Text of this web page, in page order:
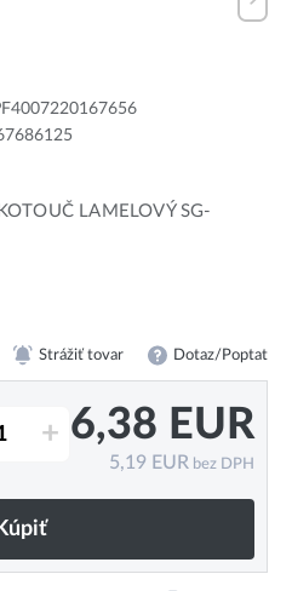
LAMELOVÝ SG-
Strážiť tovar Dotaz/Poptat
+ 6,38 EUR
5,19 EUR bez DPH